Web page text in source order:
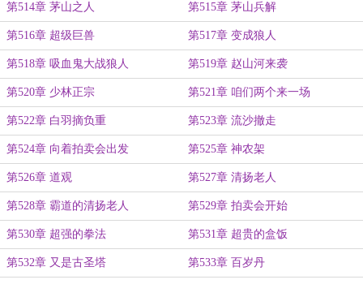
第514章 茅山之人 第515章 茅山兵解
第516章 超级巨兽 第517章 变成狼人
第518章 吸血鬼大战狼人 第519章 赵山河来袭
第520章 少林正宗 第521章 咱们两个来一场
第522章 白羽摘负重 第523章 流沙撤走
第524章 向着拍卖会出发 第525章 神农架
第526章 道观 第527章 清扬老人
第528章 霸道的清扬老人 第529章 拍卖会开始
第530章 超强的拳法 第531章 超贵的盒饭
第532章 又是古圣塔 第533章 百岁丹